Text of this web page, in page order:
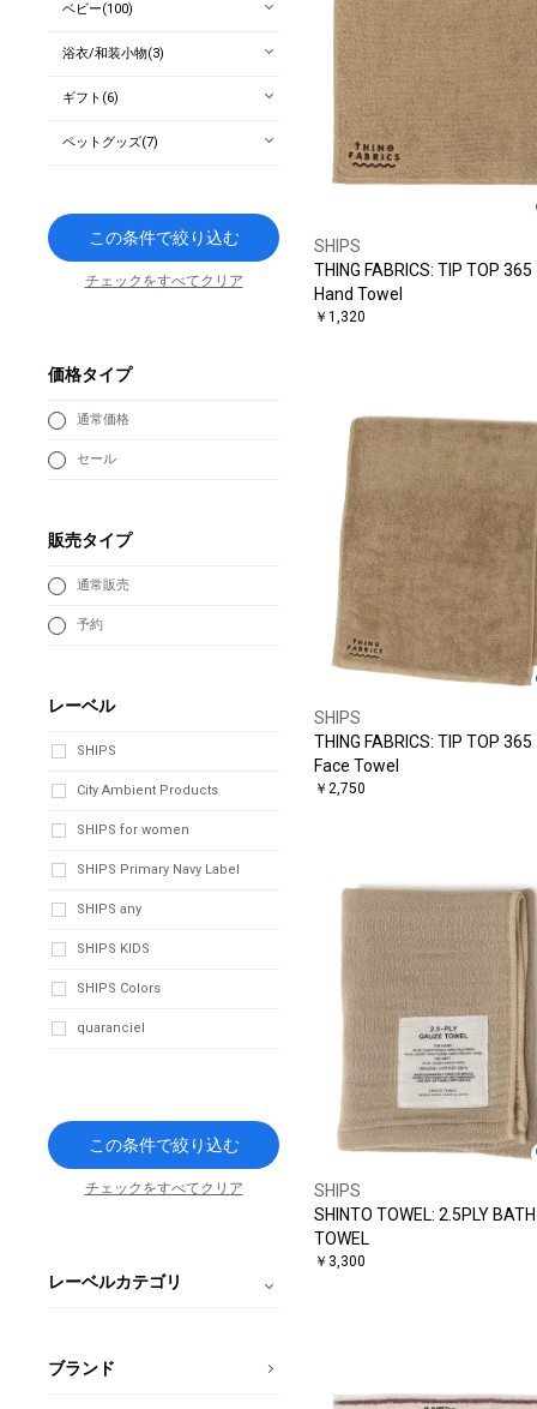
SHIPS
THING FABRICS: TIP TOP 365
Hand Towel
￥1,320
SHIPS
THING FABRICS: TIP TOP 365
Face Towel
￥2,750
SHIPS
SHINTO TOWEL: 2.5PLY BATH
TOWEL
￥3,300
ベビー(100)
浴衣/和装小物(3)
ギフト(6)
ペットグッズ(7)
この条件で絞り込む
チェックをすべてクリア
価格タイプ
通常価格
セール
販売タイプ
通常販売
予約
レーベル
SHIPS
City Ambient Products
SHIPS for women
SHIPS Primary Navy Label
SHIPS any
SHIPS KIDS
SHIPS Colors
quaranciel
この条件で絞り込む
チェックをすべてクリア
レーベルカテゴリ
ブランド